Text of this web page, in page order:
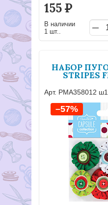
155Р
В наличии
1 шт..
НАБОР
STRIPES
Арт. PMA358012
–57%